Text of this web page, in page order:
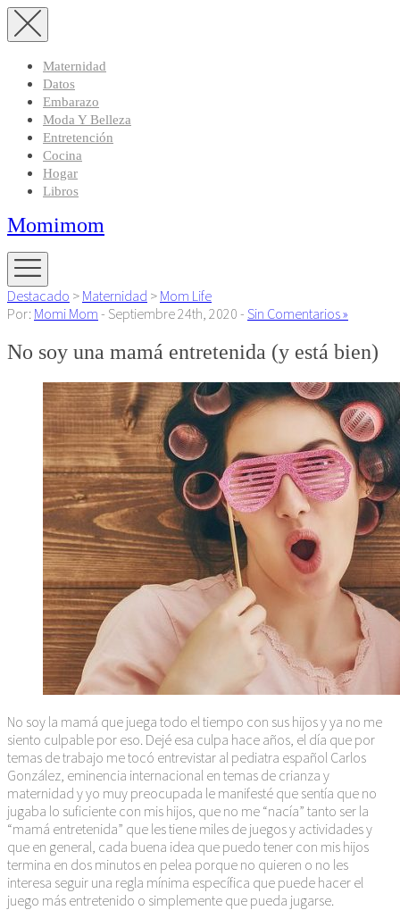
Maternidad
Datos
Embarazo
Moda Y Belleza
Entretención
Cocina
Hogar
Libros
Momimom
Destacado > Maternidad > Mom Life
Por: Momi Mom - Septiembre 24th, 2020 - Sin Comentarios »
No soy una mamá entretenida (y está bien)
No soy la mamá que juega todo el tiempo con sus hijos y ya no me
siento culpable por eso. Dejé esa culpa hace años, el día que por
temas de trabajo me tocó entrevistar al pediatra español Carlos
González, eminencia internacional en temas de crianza y
maternidad y yo muy preocupada le manifesté que sentía que no
jugaba lo suficiente con mis hijos, que no me “nacía” tanto ser la
“mamá entretenida” que les tiene miles de juegos y actividades y
que en general, cada buena idea que puedo tener con mis hijos
termina en dos minutos en pelea porque no quieren o no les
interesa seguir una regla mínima específica que puede hacer el
juego más entretenido o simplemente que pueda jugarse.